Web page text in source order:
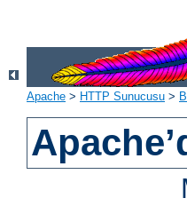
Apache > HTTP Sunucusu >